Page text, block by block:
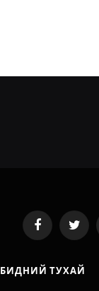
FacebookTwitter
БИДНИЙ ТУХАЙ